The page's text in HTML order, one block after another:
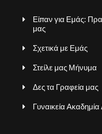
Είπαν για Εμάς:
μας
Σχετικά με Εμάς
Στείλε μας Μήνυμα
Δες τα Γραφεία μας
Γυναικεία